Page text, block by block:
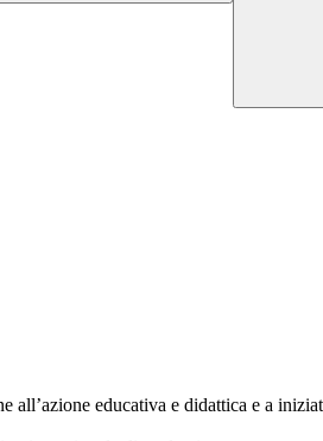
educativa e didattica e a